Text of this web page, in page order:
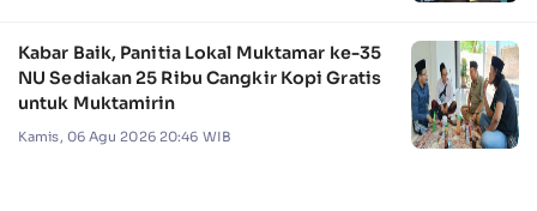
Kabar Baik, Panitia Lokal Muktamar ke-35
NU Sediakan 25 Ribu Cangkir Kopi Gratis
untuk Muktamirin
Kamis, 06 Agu 2026 20:46 WIB